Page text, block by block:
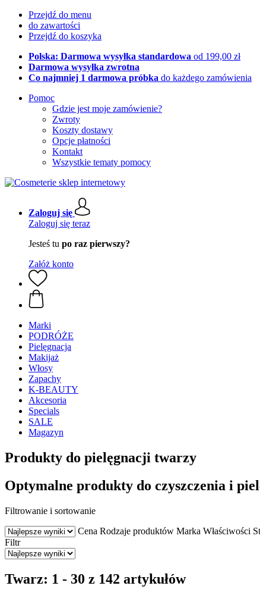
Przejdź do menu
do zawartości
Przejdź do koszyka
Polska: Darmowa wysyłka standardowa od 199,00 zł
Darmowa wysyłka zwrotna
Co najmniej 1 darmowa próbka do każdego zamówienia
Pomoc
Gdzie jest moje zamówienie?
Zwroty
Koszty dostawy
Opcje płatności
Kontakt
Wszystkie tematy pomocy
Zaloguj się
Zaloguj się teraz
Jesteś tu po raz pierwszy?
Załóż konto
Marki
PODRÓŻE
Pielęgnacja
Makijaż
Włosy
Zapachy
K-BEAUTY
Akcesoria
Specials
SALE
Magazyn
Produkty do pielęgnacji twarzy
Optymalne produkty do czyszczenia i
Filtrowanie i sortowanie
Cena Rodzaje produktów Marka Właściwości
Filtr
Twarz: 1 - 30 z 142 artykułów